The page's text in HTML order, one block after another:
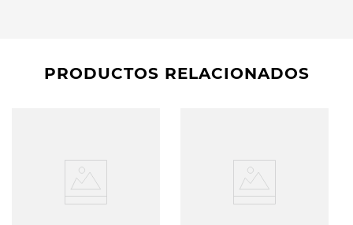
PRODUCTOS RELACIONADOS